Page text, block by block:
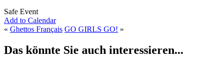
Safe Event
Add to Calendar
« Ghettos Français GO GIRLS GO! »
Das könnte Sie auch interessieren...